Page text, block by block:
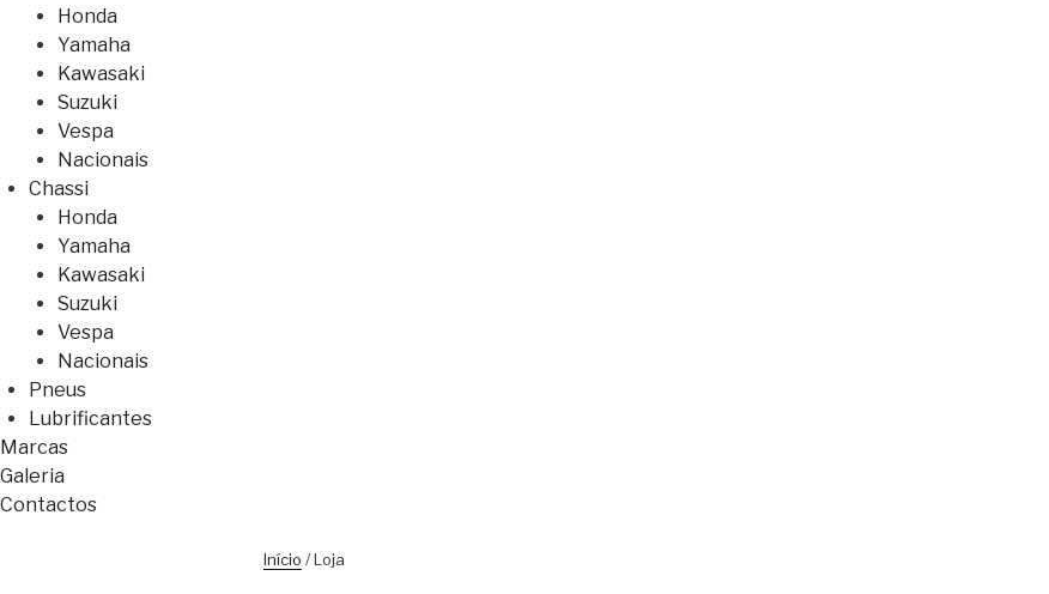
Honda
Yamaha
Kawasaki
Suzuki
Vespa
Nacionais
Chassi
Honda
Yamaha
Kawasaki
Suzuki
Vespa
Nacionais
Pneus
Lubrificantes
Marcas
Galeria
Contactos
Início / Loja